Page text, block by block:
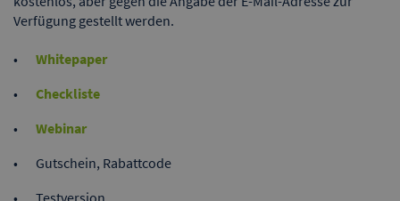
Verfügung gestellt werden.
Whitepaper
Checkliste
Webinar
Gutschein, Rabattcode